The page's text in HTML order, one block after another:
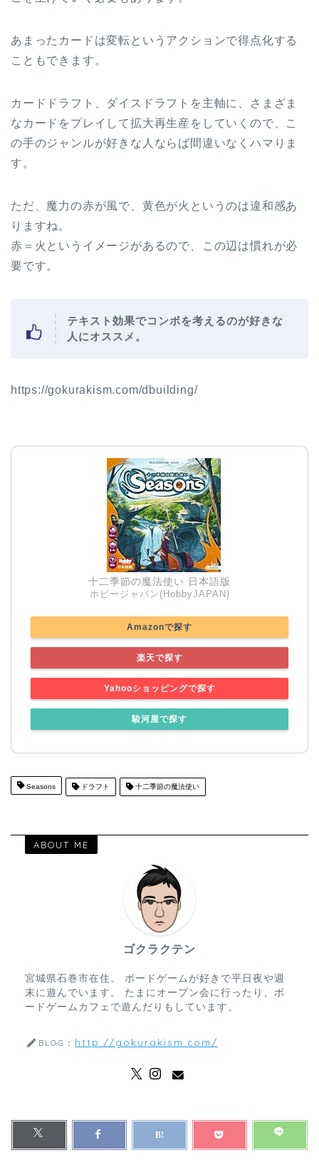
あまったカードは変転というアクションで得点化する
こともできます。
カードドラフト、ダイスドラフトを主軸に、さまざま
なカードをプレイして拡大再生産をしていくので、こ
の手のジャンルが好きな人ならば間違いなくハマりま
す。
ただ、魔力の赤が風で、黄色が火というのは違和感あ
りますね。
赤＝火というイメージがあるので、この辺は慣れが必
要です。
テキスト効果でコンボを考えるのが好きな
人にオススメ。
https://gokurakism.com/dbuilding/
十二季節の魔法使い 日本語版
ホビージャパン(HobbyJAPAN)
Amazonで探す
楽天で探す
Yahooショッピングで探す
駿河屋で探す
Seasons ドラフト 十二季節の魔法使い
ABOUT ME
ゴクラクテン
宮城県石巻市在住。 ボードゲームが好きで平日夜や週
末に遊んでいます。 たまにオープン会に行ったり、ボ
ードゲームカフェで遊んだりもしています。
BLOG： http://gokurakism.com/